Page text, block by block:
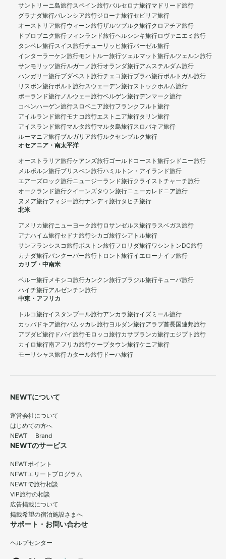
サントリーニ島旅行スペイン旅行バルセロナ旅行マドリード旅行
グラナダ旅行バレンシア旅行ジローナ旅行セビリア旅行
オーストリア旅行ウィーン旅行ザルツブルク旅行クロアチア旅行
ドブロブニク旅行フィンランド旅行ヘルシンキ旅行ロヴァニエミ旅行
タンペレ旅行スイス旅行チューリッヒ旅行バーゼル旅行
インターラーケン旅行モントルー旅行ツェルマット旅行ルツェルン旅行
サンモリッツ旅行ルガーノ旅行オランダ旅行アムステルダム旅行
ハンガリー旅行ブダペスト旅行チェコ旅行プラハ旅行ポルトガル旅行
リスボン旅行ポルト旅行スウェーデン旅行ストックホルム旅行
ポーランド旅行ノルウェー旅行ベルゲン旅行デンマーク旅行
コペンハーゲン旅行スロベニア旅行フランクフルト旅行
アイルランド旅行モナコ旅行エストニア旅行タリン旅行
アイスランド旅行マルタ旅行マルタ島旅行スロバキア旅行
ルーマニア旅行ブルガリア旅行ルクセンブルク旅行
オセアニア・南太平洋
オーストラリア旅行ケアンズ旅行ゴールドコースト旅行シドニー旅行
メルボルン旅行ブリスベン旅行ハミルトン・アイランド旅行
エアーズロック旅行ニュージーランド旅行クライストチャーチ旅行
オークランド旅行クイーンズタウン旅行ニューカレドニア旅行
ヌメア旅行フィジー旅行ナンディ旅行タヒチ旅行
北米
アメリカ旅行ニューヨーク旅行ロサンゼルス旅行ラスベガス旅行
アナハイム旅行セドナ旅行シカゴ旅行シアトル旅行
サンフランシスコ旅行ボストン旅行フロリダ旅行ワシントンDC旅行
カナダ旅行バンクーバー旅行 トロント旅行イエローナイフ旅行
カリブ・中南米
ペルー旅行メキシコ旅行カンクン旅行ブラジル旅行キューバ旅行
ハイチ旅行アルゼンチン旅行
中東・アフリカ
トルコ旅行イスタンブール旅行アンカラ旅行イズミール旅行
カッパドキア旅行パムッカレ旅行ヨルダン旅行アラブ首長国連邦旅行
アブダビ旅行 ドバイ旅行モロッコ旅行カサブランカ旅行エジプト旅行
カイロ旅行南アフリカ旅行ケープタウン旅行ケニア旅行
モーリシャス旅行カタール旅行 ドーハ旅行
NEWTについて
運営会社について
はじめての方へ
NEWT Brand
NEWTのサービス
NEWTポイント
NEWTエリートプログラム
NEWTで旅行相談
VIP旅行の相談
広告掲載について
掲載希望の宿泊施設さまへ
サポート・お問い合わせ
ヘルプセンター